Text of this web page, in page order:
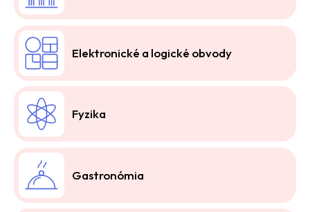
Elektronické a logické obvody
Fyzika
Gastronómia